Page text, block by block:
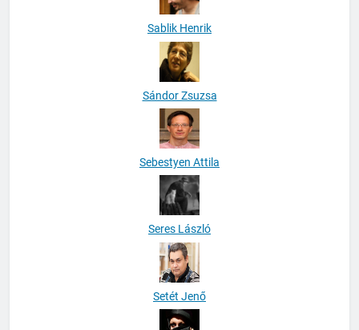
Sablik Henrik
Sándor Zsuzsa
Sebestyen Attila
Seres László
Setét Jenő